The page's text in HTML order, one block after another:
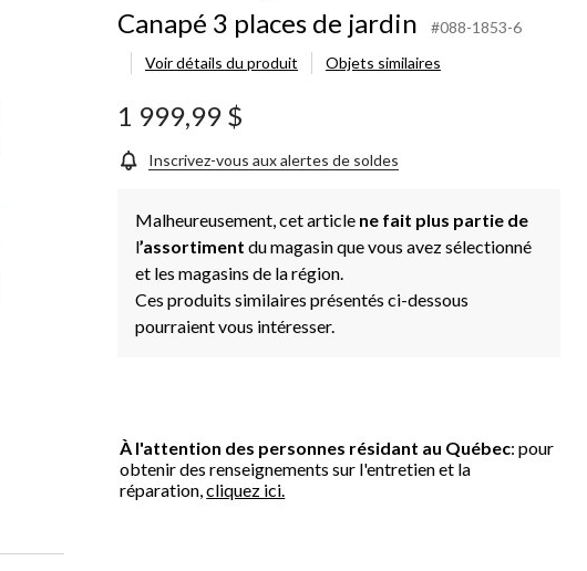
Canapé 3 places de jardin
#088-1853-6
Voir détails du produit
Objets similaires
1 999,99 $
Inscrivez-vous aux alertes de soldes
Malheureusement, cet article ne fait plus partie de
l’assortiment du magasin que vous avez sélectionné
et les magasins de la région.
Ces produits similaires présentés ci-dessous
pourraient vous intéresser.
À l'attention des personnes résidant au Québec: pour
obtenir des renseignements sur l'entretien et la
réparation,cliquez ici.